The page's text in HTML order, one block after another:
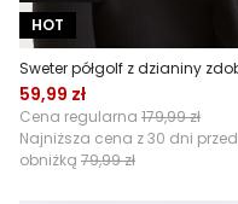
HOT
59,99 zł
Cena regularna 179,99 zł
Najniższa cena z 30 dni przed
obniżką 79,99 zł